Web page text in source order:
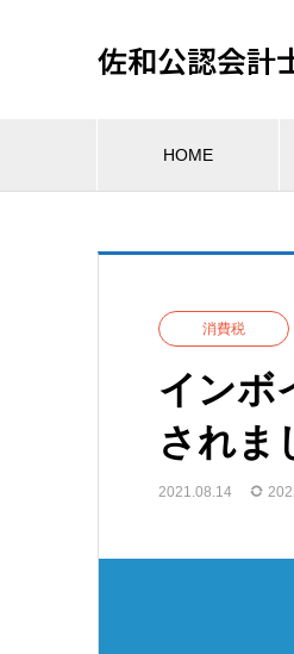
佐和公認会計
HOME
消費税
インボ
されま
2021.08.14